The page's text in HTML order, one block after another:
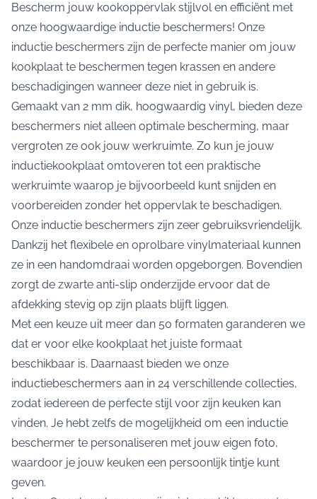
Bescherm jouw kookoppervlak stijlvol en efficiënt met
onze hoogwaardige inductie beschermers! Onze
inductie beschermers zijn de perfecte manier om jouw
kookplaat te beschermen tegen krassen en andere
beschadigingen wanneer deze niet in gebruik is.
Gemaakt van 2 mm dik, hoogwaardig vinyl, bieden deze
beschermers niet alleen optimale bescherming, maar
vergroten ze ook jouw werkruimte. Zo kun je jouw
inductiekookplaat omtoveren tot een praktische
werkruimte waarop je bijvoorbeeld kunt snijden en
voorbereiden zonder het oppervlak te beschadigen.
Onze inductie beschermers zijn zeer gebruiksvriendelijk.
Dankzij het flexibele en oprolbare vinylmateriaal kunnen
ze in een handomdraai worden opgeborgen. Bovendien
zorgt de zwarte anti-slip onderzijde ervoor dat de
afdekking stevig op zijn plaats blijft liggen.
Met een keuze uit meer dan 50 formaten garanderen we
dat er voor elke kookplaat het juiste formaat
beschikbaar is. Daarnaast bieden we onze
inductiebeschermers aan in 24 verschillende collecties,
zodat iedereen de perfecte stijl voor zijn keuken kan
vinden. Je hebt zelfs de mogelijkheid om een inductie
beschermer te personaliseren met jouw eigen foto,
waardoor je jouw keuken een persoonlijk tintje kunt
geven.